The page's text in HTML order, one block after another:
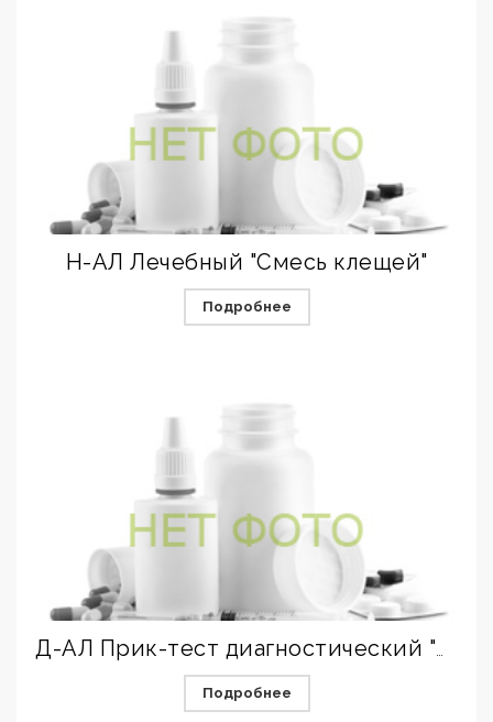
Н-АЛ Лечебный "Смесь клещей"
Подробнее
Подробнее